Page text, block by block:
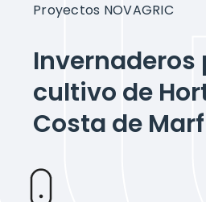
Presupuesto a tu medida
Proyectos NOVAGRIC
Invernaderos
cultivo de
Costa de